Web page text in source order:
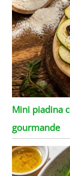
Mini piadina
gourmande